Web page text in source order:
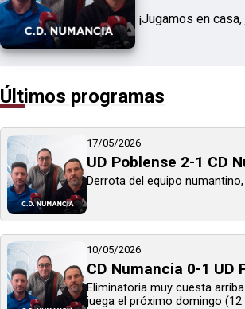
¡Jugamos en
Últimos programas
17/05/2026
UD Poblense 2-1 CD
Derrota del equipo
10/05/2026
CD Numancia 0-1 UD
Eliminatoria muy cuesta
juega el próximo domingo (12